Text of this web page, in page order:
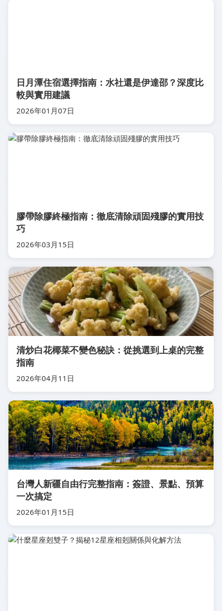
日月潭住宿選擇指南：水社還是伊達邵？深度比
較與實用建議
2026年01月07日
膠帶除膠終極指南：徹底清除頑固殘膠的實用技
巧
2026年03月15日
清炒白花椰菜不變色秘訣：從挑選到上桌的完整
指南
2026年04月11日
台灣人新疆自由行完整指南：簽證、景點、預算
一次搞定
2026年01月15日